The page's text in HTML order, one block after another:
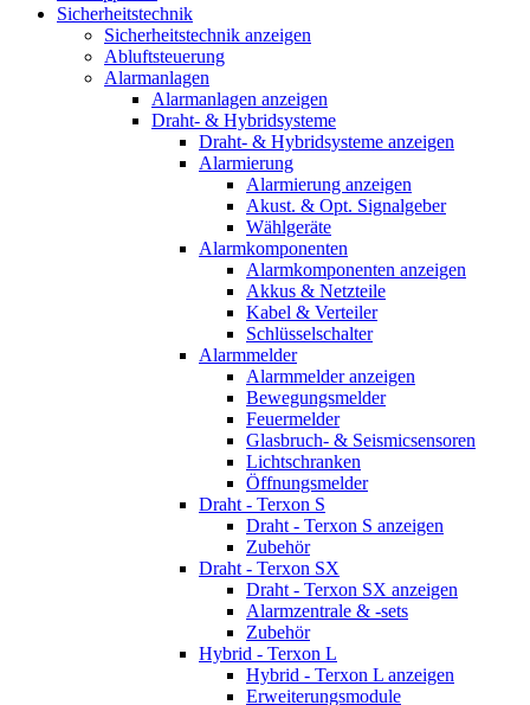
Sicherheitstechnik
Sicherheitstechnik anzeigen
Abluftsteuerung
Alarmanlagen
Alarmanlagen anzeigen
Draht- & Hybridsysteme
Draht- & Hybridsysteme anzeigen
Alarmierung
Alarmierung anzeigen
Akust. & Opt. Signalgeber
Wählgeräte
Alarmkomponenten
Alarmkomponenten anzeigen
Akkus & Netzteile
Kabel & Verteiler
Schlüsselschalter
Alarmmelder
Alarmmelder anzeigen
Bewegungsmelder
Feuermelder
Glasbruch- & Seismicsensoren
Lichtschranken
Öffnungsmelder
Draht - Terxon S
Draht - Terxon S anzeigen
Zubehör
Draht - Terxon SX
Draht - Terxon SX anzeigen
Alarmzentrale & -sets
Zubehör
Hybrid - Terxon L
Hybrid - Terxon L anzeigen
Erweiterungsmodule